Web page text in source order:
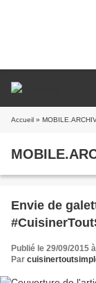
Accueil »
Envie de
Publié le 29/09/2015
Par